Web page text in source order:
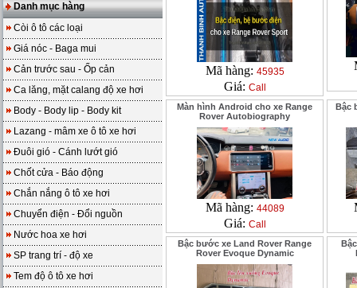
Danh mục hàng
Còi ô tô các loại
Giá nóc - Baga mui
Cản trước sau - Ốp cản
Ca lăng, mặt calang độ xe hơi
Body - Body lip - Body kit
Lazang - mâm xe ô tô xe hơi
Đuôi gió - Cánh lướt gió
Chốt cửa - Báo động
Chắn nắng ô tô xe hơi
Chuyển điện - Đổi nguồn
Nước hoa xe hơi
SP trang trí - độ xe
Tem độ ô tô xe hơi
Mã hàng: 45935
Giá: Call
Màn hình Android cho xe Range
Rover Autobiography
Mã hàng: 44089
Giá: Call
Bậc
Bậc bước xe Land Rover Range
Rover Evoque Dynamic